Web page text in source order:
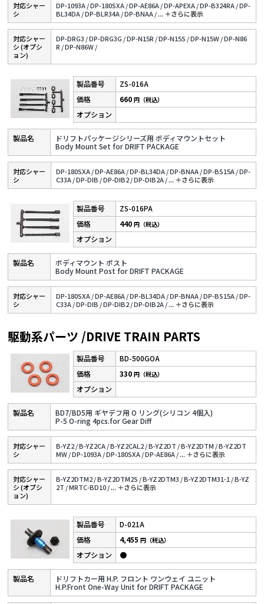
対応シャー
シ
DP-1093A /DP-180SXA /DP-AE86A /DP-APEXA /DP-B324RA /DP-
BL34DA /DP-BLR34A /DP-BNAA /... ＋さらに表⽰
対応シャー
シ (オプシ
ョン)
DP-DRG3 /DP-DRG3G /DP-N15R /DP-N15S /DP-N15W /DP-N86
R /DP-N86W /
ZS-016A
ドリフトパッケージシリーズ用 ボディマウントセット
Body Mount Set for DRIFT PACKAGE
660円（税込）
対応シャー
シ
DP-180SXA /DP-AE86A /DP-BL34DA /DP-BNAA /DP-BS15A /DP-
C33A /DP-DIB /DP-DIB2 /DP-DIB2A /... ＋さらに表⽰
ZS-016PA
ボディマウント ポスト
Body Mount Post for DRIFT PACKAGE
440円（税込）
対応シャー
シ
DP-180SXA /DP-AE86A /DP-BL34DA /DP-BNAA /DP-BS15A /DP-
C33A /DP-DIB /DP-DIB2 /DP-DIB2A /... ＋さらに表⽰
駆動系パーツ /DRIVE TRAIN PARTS
BD-500GOA
BD7/BD5用 ギヤデフ用 O リング(シリコン 4個入)
P-5 O-ring 4pcs.for Gear Diff
330円（税込）
対応シャー
シ
B-YZ2 /B-YZ2CA /B-YZ2CAL2 /B-YZ2DT /B-YZ2DTM /B-YZ2DT
MW /DP-1093A /DP-180SXA /DP-AE86A /... ＋さらに表⽰
対応シャー
シ (オプシ
ョン)
B-YZ2DTM2 /B-YZ2DTM2S /B-YZ2DTM3 /B-YZ2DTM31-1 /B-YZ
2T /MRTC-BD10 /... ＋さらに表⽰
D-021A
ドリフトカー用 H.P. フロント ワンウェイ ユニット
H.P.Front One-Way Unit for DRIFT PACKAGE
4,455円（税込）
●